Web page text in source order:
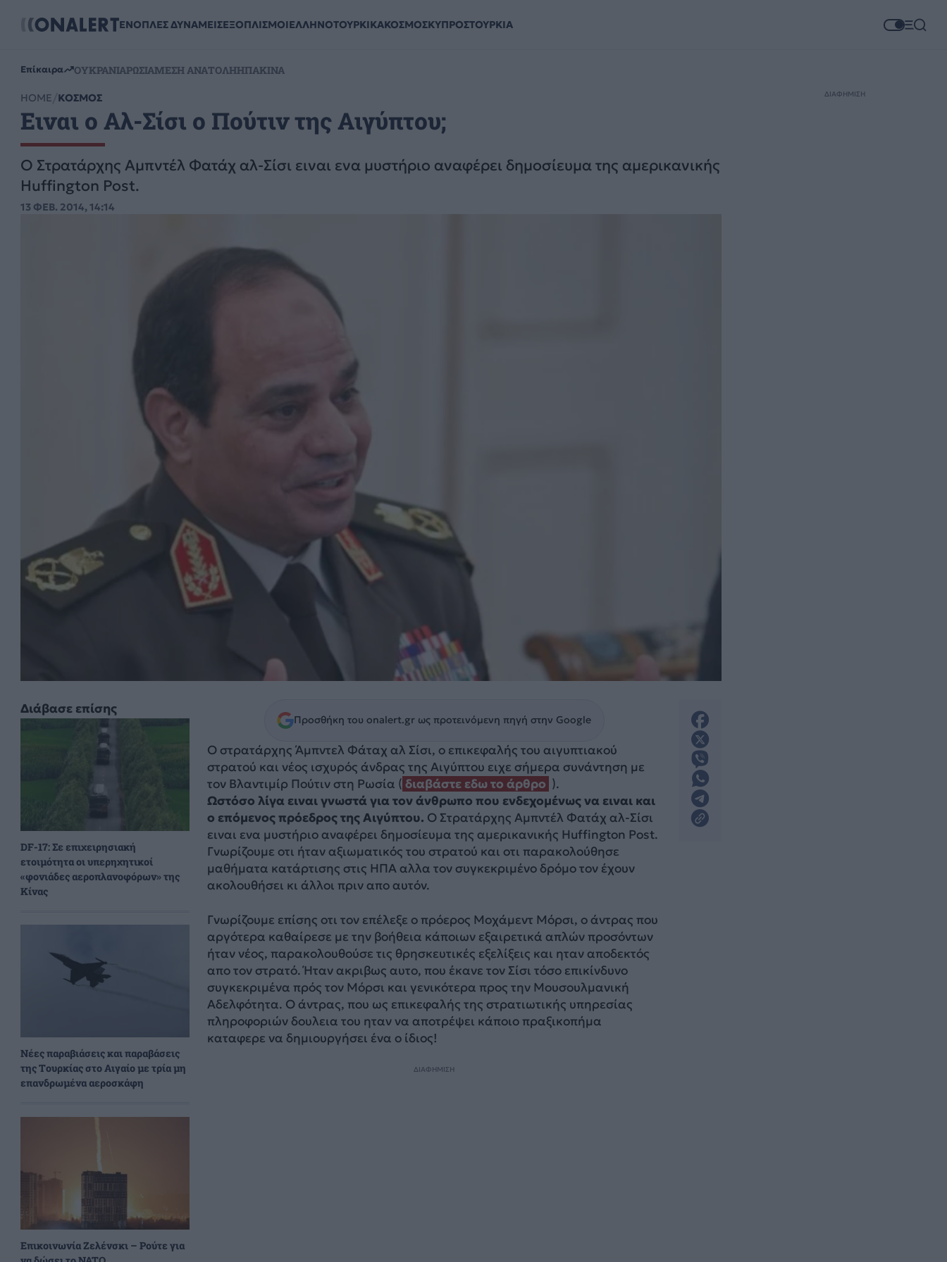
ΕΝΟΠΛΕΣ ΔΥΝΑΜΕΙΣΕΞΟΠΛΙΣΜΟΙΕΛΛΗΝΟΤΟΥΡΚΙΚΑΚΟΣΜΟΣΚΥΠΡΟΣΤΟΥΡΚΙΑ
Επίκαιρα ΟΥΚΡΑΝΙΑΡΩΣΙΑΜΕΣΗ ΑΝΑΤΟΛΗΗΠΑΚΙΝΑ
HOME ΚΟΣΜΟΣ
Ειναι ο Αλ-Σίσι ο Πούτιν της Αιγύπτου;
Ο Στρατάρχης Αμπντέλ Φατάχ αλ-Σίσι ειναι ενα μυστήριο αναφέρει δημοσίευμα της αμερικανικής
Huffington Post.
13 ΦΕΒ. 2014, 14:14
Διάβασε επίσης
DF-17: Σε επιχειρησιακή
ετοιμότητα οι υπερηχητικοί
«φονιάδες αεροπλανοφόρων» της
Κίνας
Νέες παραβιάσεις και παραβάσεις
της Τουρκίας στο Αιγαίο με τρία μη
επανδρωμένα αεροσκάφη
Επικοινωνία Ζελένσκι – Ρούτε για
Προσθήκη του onalert.gr ως προτεινόμενη πηγή στην Google
Ο στρατάρχης Άμπντελ Φάταχ αλ Σίσι, ο επικεφαλής του αιγυπτιακού
στρατού και νέος ισχυρός άνδρας της Αιγύπτου ειχε σήμερα συνάντηση με
τον Βλαντιμίρ Πούτιν στη Ρωσία ( διαβάστε εδω το άρθρο ).
Ωστόσο λίγα ειναι γνωστά για τον άνθρωπο που ενδεχομένως να ειναι και
ο επόμενος πρόεδρος της Αιγύπτου. Ο Στρατάρχης Αμπντέλ Φατάχ αλ-Σίσι
ειναι ενα μυστήριο αναφέρει δημοσίευμα της αμερικανικής Huffington Post.
Γνωρίζουμε οτι ήταν αξιωματικός του στρατού και οτι παρακολούθησε
μαθήματα κατάρτισης στις ΗΠΑ αλλα τον συγκεκριμένο δρόμο τον έχουν
ακολουθήσει κι άλλοι πριν απο αυτόν.
Γνωρίζουμε επίσης οτι τον επέλεξε ο πρόερος Μοχάμεντ Μόρσι, ο άντρας που
αργότερα καθαίρεσε με την βοήθεια κάποιων εξαιρετικά απλών προσόντων
ήταν νέος, παρακολουθούσε τις θρησκευτικές εξελίξεις και ηταν αποδεκτός
απο τον στρατό. Ήταν ακριβως αυτο, που έκανε τον Σίσι τόσο επικίνδυνο
συγκεκριμένα πρός τον Μόρσι και γενικότερα προς την Μουσουλμανική
Αδελφότητα. Ο άντρας, που ως επικεφαλής της στρατιωτικής υπηρεσίας
πληροφοριών δουλεια του ηταν να αποτρέψει κάποιο πραξικοπήμα
καταφερε να δημιουργήσει ένα ο ίδιος!
ΔΙΑΦΗΜΙΣΗ
ΔΙΑΦΗΜΙΣΗ